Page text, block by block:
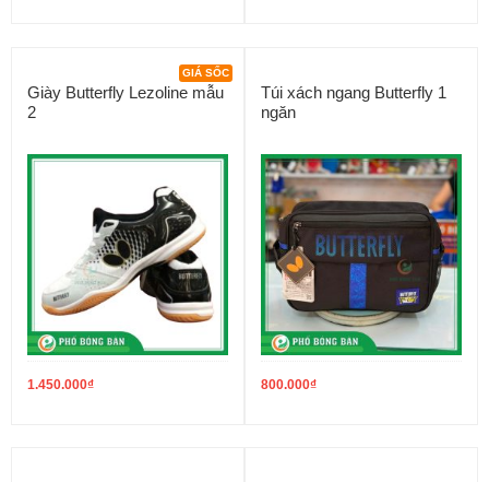
Giày Butterfly Lezoline mẫu
2
1.450.000₫
GIÁ SỐC
Túi xách ngang Butterfly 1
ngăn
800.000₫